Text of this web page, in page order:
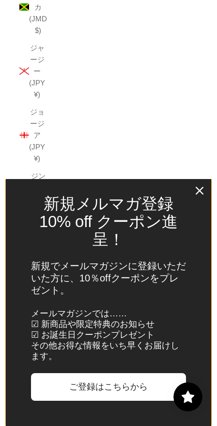
カ
(JMD
$)
ジャ
ージ
ー
(JPY
¥)
ジョ
ージ
ア
(JPY
¥)
ジン
(USD
(CHF
CHF)
スウ
デン
(SEK
kr)
スバ
島・
新規メルマガ登録
10% off クーポン進
呈！
新規でメールマガジンに登録いただ
いた方に、10％offクーポンをプレ
ゼント。
メールマガジンでは……
☑ 新商品や限定特典のお知らせ
☑ お誕生日クーポンプレゼント
その他お得な情報をいち早くお届けし
ます。
ご登録はこちらから